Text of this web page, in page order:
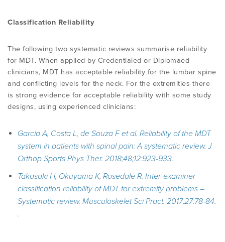
Classification Reliability
The following two systematic reviews summarise reliability
for MDT. When applied by Credentialed or Diplomaed
clinicians, MDT has acceptable reliability for the lumbar spine
and conflicting levels for the neck. For the extremities there
is strong evidence for acceptable reliability with some study
designs, using experienced clinicians:
Garcia A, Costa L, de Souza F et al. Reliability of the MDT
system in patients with spinal pain: A systematic review. J
Orthop Sports Phys Ther. 2018;48;12:923-933.
Takasaki H, Okuyama K, Rosedale R. Inter-examiner
classification reliability of MDT for extremity problems –
Systematic review. Musculoskelet Sci Pract. 2017;27:78-84.
.